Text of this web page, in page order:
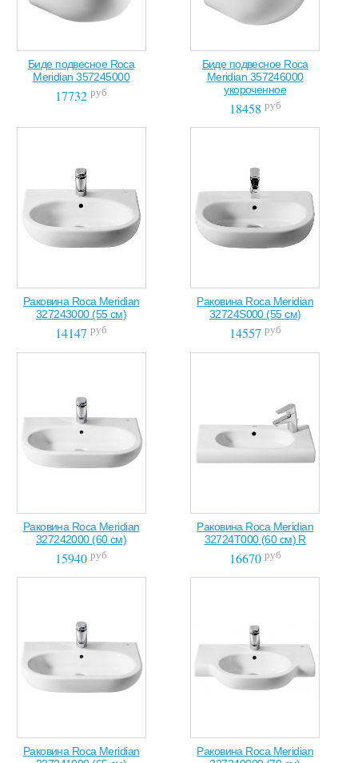
Биде подвесное Roca
Meridian 357245000
17732 руб
Биде подвесное Roca
Meridian 357246000
укороченное
18458 руб
Раковина Roca Meridian
327243000 (55 см)
14147 руб
Раковина Roca Meridian
32724S000 (55 см)
14557 руб
Раковина Roca Meridian
327242000 (60 см)
15940 руб
Раковина Roca Meridian
32724T000 (60 см) R
16670 руб
Раковина Roca Meridian
Раковина Roca Meridian